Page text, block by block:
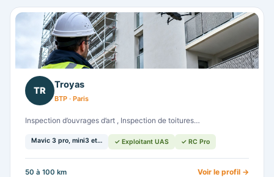
TR
Troyas
BTP · Paris
Inspection d’ouvrages d’art , Inspection de toitures…
Mavic 3 pro, mini3 et… ✓ Exploitant UAS ✓ RC Pro
50 à 100 km Voir le profil →